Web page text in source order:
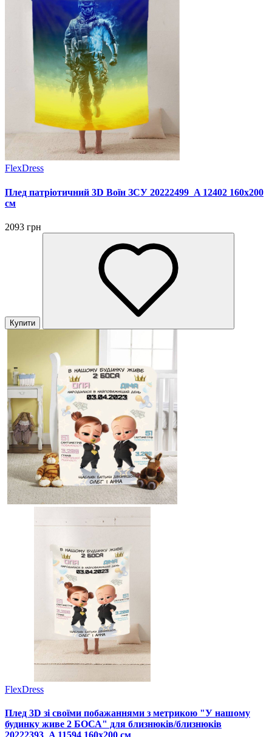
FlexDress
Плед патріотичний 3D Воїн ЗСУ 20222499_A 12402 160х200
см
2093 грн
Купити
FlexDress
Плед 3D зі своїми побажаннями з метрикою "У нашому
будинку живе 2 БОСА" для близнюків/близнюків
20222393_A 11594 160х200 см